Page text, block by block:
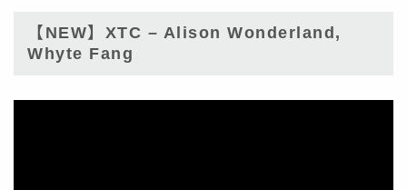
【NEW】XTC – Alison Wonderland,
Whyte Fang